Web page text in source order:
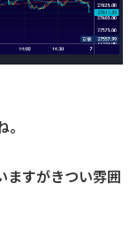
ますがきつい雰囲